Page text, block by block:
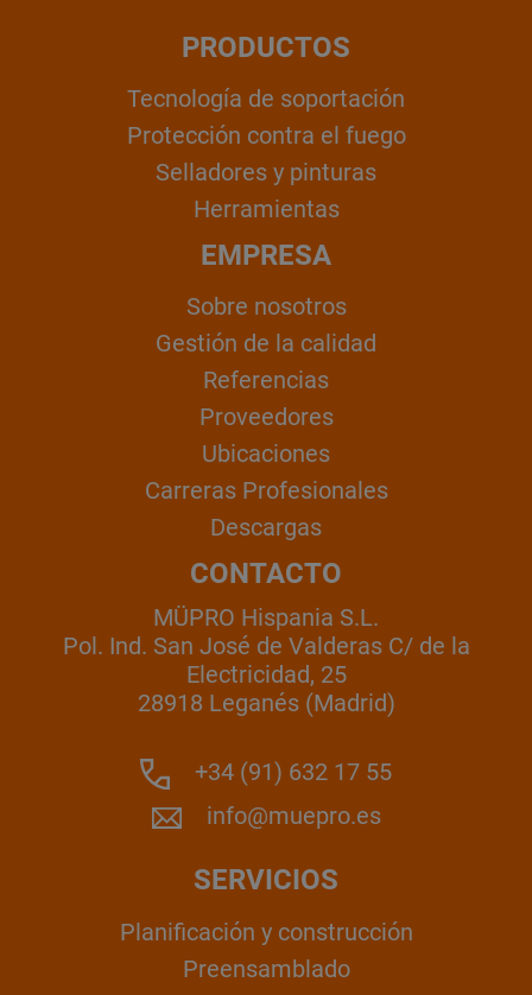
PRODUCTOS
Tecnología de soportación
Protección contra el fuego
Selladores y pinturas
Herramientas
EMPRESA
Sobre nosotros
Gestión de la calidad
Referencias
Proveedores
Ubicaciones
Carreras Profesionales
Descargas
CONTACTO
MÜPRO Hispania S.L.
Pol. Ind. San José de Valderas C/ de la
Electricidad, 25
28918 Leganés (Madrid)
+34 (91) 632 17 55
info@muepro.es
SERVICIOS
Planificación y construcción
Preensamblado